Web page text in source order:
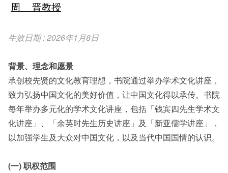
周 晋教授
生效日期 : 2026年1月8日
背景、理念和愿景
承创校先贤的文化教育理想，书院通过举办学术文化讲座，
致力弘扬中国文化的美好价值，让中国文化得以承传。书院
每年举办多元化的学术文化讲座，包括「钱宾四先生学术文
化讲座」、「余英时先生历史讲座」及「新亚儒学讲座」，
以加强学生及大众对中国文化，以及当代中国国情的认识。
(一) 职权范围